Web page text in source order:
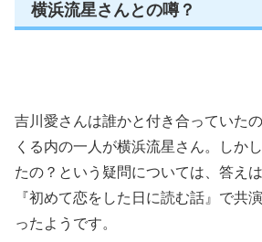
横浜流星さんとの噂？
吉川愛さんは誰かと付き合っていた
くる内の一人が横浜流星さん。しか
たの？という疑問については、答え
『初めて恋をした日に読む話』で共
ったようです。